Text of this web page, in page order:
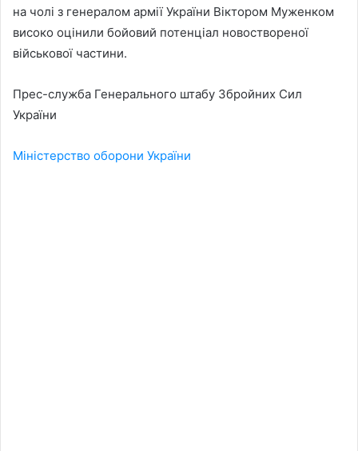
на чолі з генералом армії України Віктором Муженком
високо оцінили бойовий потенціал новоствореної
військової частини.
Прес-служба Генерального штабу Збройних Сил
України
Міністерство оборони України